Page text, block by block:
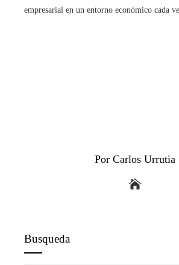
empresarial en un entorno económico cada
Por Carlos Urrutia
Busqueda